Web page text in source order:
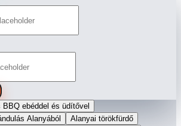
ebéddel és üdítővel
Alanyából
Alanyai törökfürdő